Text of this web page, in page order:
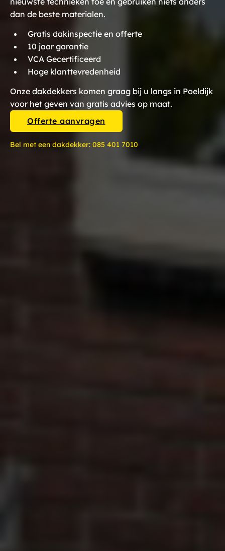
dan de beste materialen.
Gratis dakinspectie en offerte
10 jaar garantie
VCA Gecertificeerd
Hoge klanttevredenheid
Onze dakdekkers komen graag bij u langs in Poeldijk
voor het geven van gratis advies op maat.
Offerte aanvragen
Bel met een dakdekker: 085 401 7010